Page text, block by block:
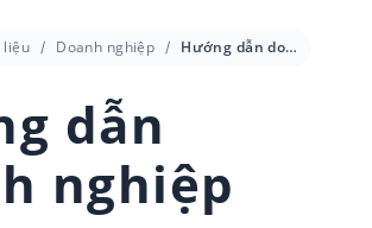
liệu Doanh nghiệp Hướng dẫn doanh nghiệp
dẫn
nghiệp